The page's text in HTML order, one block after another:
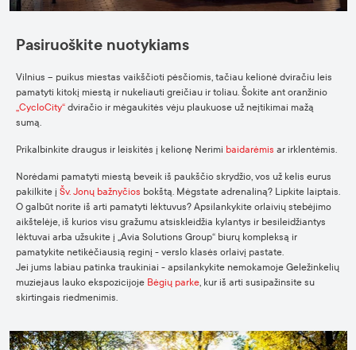
Pasiruoškite nuotykiams
Vilnius – puikus miestas vaikščioti pėsčiomis, tačiau kelionė dviračiu leis
pamatyti kitokį miestą ir nukeliauti greičiau ir toliau. Šokite ant oranžinio
„CycloCity“ dviračio ir mėgaukitės vėju plaukuose už neįtikimai mažą
sumą.
Prikalbinkite draugus ir leiskitės į kelionę Nerimi baidarėmis ar irklentėmis.
Norėdami pamatyti miestą beveik iš paukščio skrydžio, vos už kelis eurus
pakilkite į Šv. Jonų bažnyčios bokštą. Mėgstate adrenaliną? Lipkite laiptais.
O galbūt norite iš arti pamatyti lėktuvus? Apsilankykite orlaivių stebėjimo
aikštelėje, iš kurios visu gražumu atsiskleidžia kylantys ir besileidžiantys
lėktuvai arba užsukite į „Avia Solutions Group“ biurų kompleksą ir
pamatykite netikėčiausią reginį - verslo klasės orlaivį pastate.
Jei jums labiau patinka traukiniai - apsilankykite nemokamoje Geležinkelių
muziejaus lauko ekspozicijoje Bėgių parke, kur iš arti susipažinsite su
skirtingais riedmenimis.